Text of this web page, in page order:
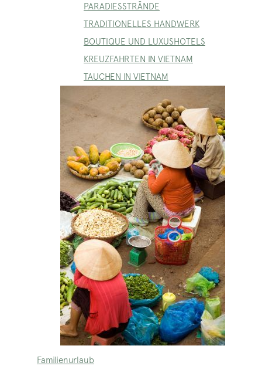
PARADIESSTRÄNDE
TRADITIONELLES HANDWERK
BOUTIQUE UND LUXUSHOTELS
KREUZFAHRTEN IN VIETNAM
TAUCHEN IN VIETNAM
Familienurlaub